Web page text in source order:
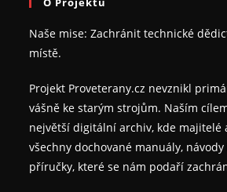
Naše mise: Zachránit technické
místě.
Projekt Proveterany.cz nevznikl
vášně ke starým strojům. Naším
největší digitální archiv, kde majitelé
všechny dochované manuály,
příručky, které se nám podaří